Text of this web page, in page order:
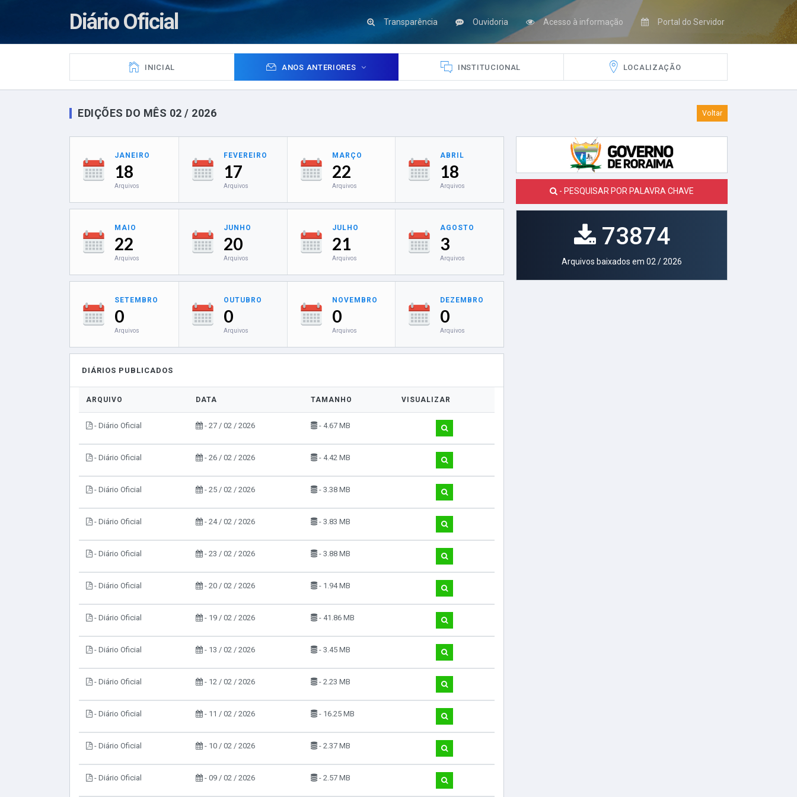
Diário Oficial Transparência Ouvidoria Acesso à informação Portal do Servidor
INICIAL ANOS ANTERIORES INSTITUCIONAL LOCALIZAÇÃO
Voltar
EDIÇÕES DO MÊS 02 / 2026
JANEIRO
18
Arquivos
FEVEREIRO
17
Arquivos
MARÇO
22
Arquivos
ABRIL
18
Arquivos
MAIO
22
Arquivos
JUNHO
20
Arquivos
JULHO
21
Arquivos
AGOSTO
3
Arquivos
SETEMBRO
0
Arquivos
OUTUBRO
0
Arquivos
NOVEMBRO
0
Arquivos
DEZEMBRO
0
Arquivos
DIÁRIOS PUBLICADOS
ARQUIVO DATA TAMANHO VISUALIZAR
- Diário Oficial - 27 / 02 / 2026 - 4.67 MB
- Diário Oficial - 26 / 02 / 2026 - 4.42 MB
- Diário Oficial - 25 / 02 / 2026 - 3.38 MB
- Diário Oficial - 24 / 02 / 2026 - 3.83 MB
- Diário Oficial - 23 / 02 / 2026 - 3.88 MB
- Diário Oficial - 20 / 02 / 2026 - 1.94 MB
- Diário Oficial - 19 / 02 / 2026 - 41.86 MB
- Diário Oficial - 13 / 02 / 2026 - 3.45 MB
- Diário Oficial - 12 / 02 / 2026 - 2.23 MB
- Diário Oficial - 11 / 02 / 2026 - 16.25 MB
- Diário Oficial - 10 / 02 / 2026 - 2.37 MB
- Diário Oficial - 09 / 02 / 2026 - 2.57 MB
- PESQUISAR POR PALAVRA CHAVE
73874
Arquivos baixados em 02 / 2026